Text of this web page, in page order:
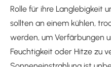
Rolle für ihre Langlebigkeit
sollten an einem kühlen,
werden, um Verfärbungen
Feuchtigkeit oder Hitze zu